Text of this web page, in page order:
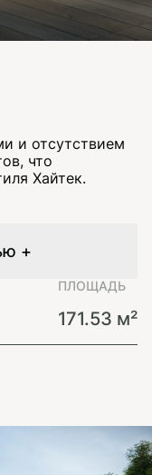
и отсутствием
что
Хайтек.
+
ПЛОЩАДЬ
171.53 м²